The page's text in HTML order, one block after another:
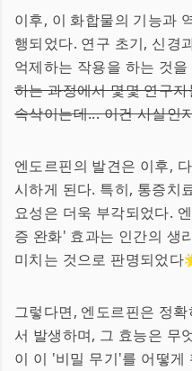
이후, 이 화합물의 기능과
행되었다. 연구 초기, 신경
억제하는 작용을 하는 것
하는 과정에서 몇몇 연구
속삭이는데... 이건 사실인
엔도르핀의 발견은 이후,
시하게 된다. 특히, 통증치
요성은 더욱 부각되었다.
증 완화' 효과는 인간의 생
미치는 것으로 판명되었다
그렇다면, 엔도르핀은 정
서 발생하며, 그 효능은 무
이 이 '비밀 무기'를 어떻게